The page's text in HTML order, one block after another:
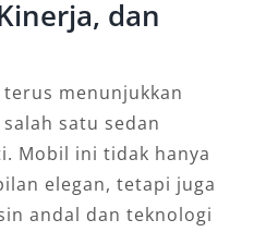
dan
menunjukkan
satu sedan
Mobil ini tidak hanya
elegan, tetapi juga
andal dan teknologi